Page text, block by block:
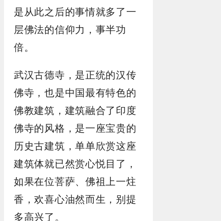
是从此之后的事情就多了一
层佛法的信仰力，事半功
倍。
武汉古德寺，是正统的汉传
佛寺，也是中国最有特色的
佛教建筑，建筑融合了印度
佛寺的风格，是一座宝贵的
历史古建筑，单单欣赏这座
建筑体就已然赏心悦目了，
如果在位菩萨、佛祖上一炷
香，欢喜心油然而生，别提
多高兴了。